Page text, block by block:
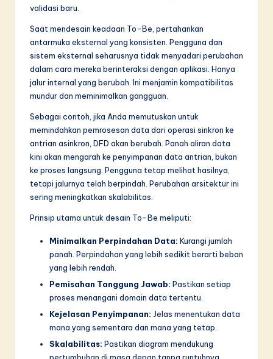
validasi baru.
Saat mendesain keadaan To-Be, pertahankan
antarmuka eksternal yang konsisten. Pengguna dan
sistem eksternal seharusnya tidak menyadari perubahan
dalam cara mereka berinteraksi dengan aplikasi. Hanya
jalur internal yang berubah. Ini menjamin kompatibilitas
mundur dan meminimalkan gangguan.
Sebagai contoh, jika Anda memutuskan untuk
memindahkan pemrosesan data dari operasi sinkron ke
antrian asinkron, DFD akan berubah. Panah aliran data
kini akan mengarah ke penyimpanan data antrian, bukan
ke proses langsung. Pengguna tetap melihat hasilnya,
tetapi jalurnya telah berpindah. Perubahan arsitektur ini
sering meningkatkan skalabilitas.
Prinsip utama untuk desain To-Be meliputi:
Minimalkan Perpindahan Data: Kurangi jumlah
panah. Perpindahan yang lebih sedikit berarti beban
yang lebih rendah.
Pemisahan Tanggung Jawab: Pastikan setiap
proses menangani domain data tertentu.
Kejelasan Penyimpanan: Jelas menentukan data
mana yang sementara dan mana yang tetap.
Skalabilitas: Pastikan diagram mendukung